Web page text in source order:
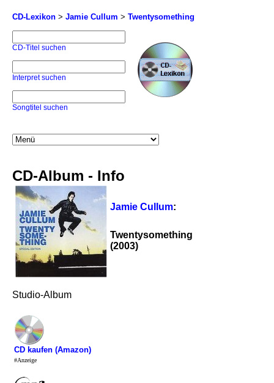
CD-Lexikon > Jamie Cullum > Twentysomething
CD-Titel suchen
Interpret suchen
Songtitel suchen
CD-Album - Info
Jamie Cullum:
Twentysomething
(2003)
Studio-Album
CD kaufen (Amazon)
#Anzeige